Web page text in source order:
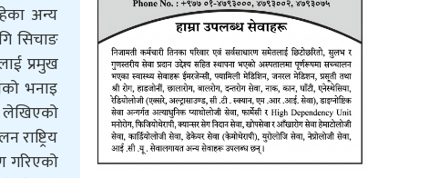
अन्य
सिचाङ
प्रमुख
भनाइ
लेखिएको
गरिएको